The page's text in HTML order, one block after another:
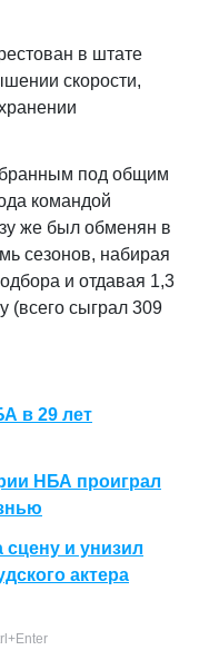
в штате
скорости,
под общим
командой
же был обменян в
сезонов, набирая
и отдавая 1,3
(всего сыграл 309
в 29 лет
НБА проиграл
и унизил
актера